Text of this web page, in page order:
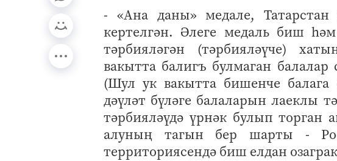
- «Ана даны» медале, Татарстан
кертелгән. Әлеге медаль биш
тәрбияләгән (тәрбияләүче)
вакытта балигъ булмаган
(Шул ук вакытта бишенче
дәүләт бүләге балаларын лаеклы
тәрбияләүдә үрнәк булып торган
алуның тагын бер шарты -
территориясендә биш елдан